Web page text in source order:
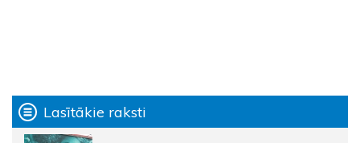
Lasītākie raksti